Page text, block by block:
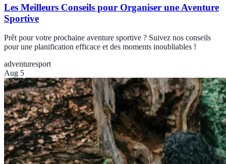
Les Meilleurs Conseils pour Organiser une Aventure
Sportive
Prêt pour votre prochaine aventure sportive ? Suivez nos conseils
pour une planification efficace et des moments inoubliables !
adventuresport
Aug 5